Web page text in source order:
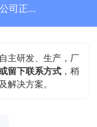
山东天合环境科技有限公司正在为您服务
主研发、生产，厂
留下联系方式 ，稍
解决方案。